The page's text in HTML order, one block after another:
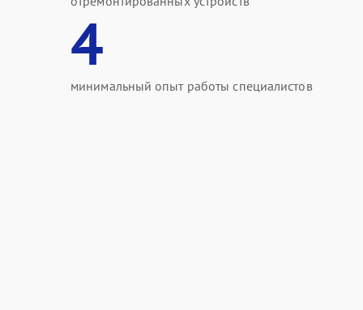
4
минимальный опыт работы специалистов